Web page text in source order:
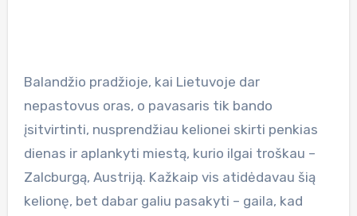
Balandžio pradžioje, kai Lietuvoje dar
nepastovus oras, o pavasaris tik bando
įsitvirtinti, nusprendžiau kelionei skirti penkias
dienas ir aplankyti miestą, kurio ilgai troškau –
Zalcburgą, Austriją. Kažkaip vis atidėdavau šią
kelionę, bet dabar galiu pasakyti – gaila, kad